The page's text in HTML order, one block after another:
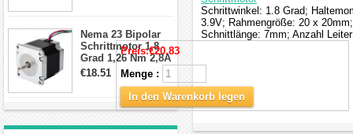
Nema 23 Bipolar
Schrittmotor 1,8
Grad 1,26 Nm 2,8A
2,5V 4 Drähte
23hs22-2804s
Schrittmotor
€18.51
Schrittwinkel: 1.8 Grad;
3.9V; Rahmengröße: 20 x
Schnittlänge: 7mm; Anzahl
Preis:€20.83
Menge :
In den Warenkorb legen